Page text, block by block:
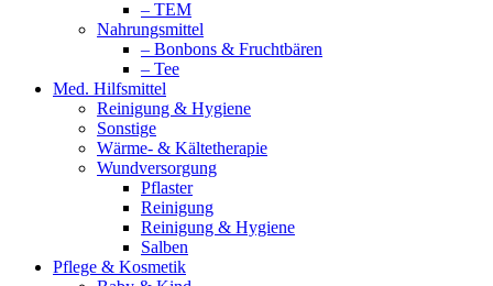
– TEM
Nahrungsmittel
– Bonbons & Fruchtbären
– Tee
Med. Hilfsmittel
Reinigung & Hygiene
Sonstige
Wärme- & Kältetherapie
Wundversorgung
Pflaster
Reinigung
Reinigung & Hygiene
Salben
Pflege & Kosmetik